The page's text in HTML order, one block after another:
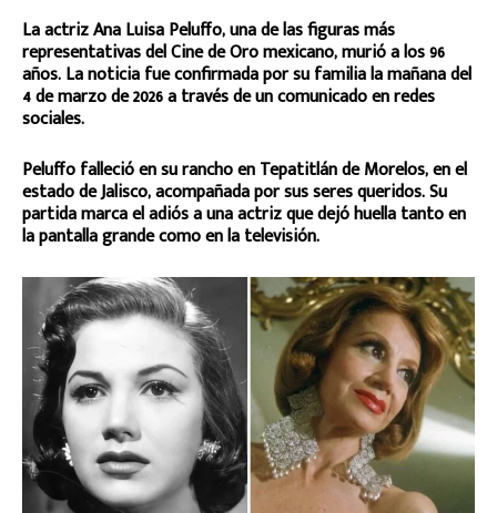
La actriz Ana Luisa Peluffo, una de las figuras más
representativas del Cine de Oro mexicano, murió a los 96
años. La noticia fue confirmada por su familia la mañana del
4 de marzo de 2026 a través de un comunicado en redes
sociales.
Peluffo falleció en su rancho en Tepatitlán de Morelos, en el
estado de Jalisco, acompañada por sus seres queridos. Su
partida marca el adiós a una actriz que dejó huella tanto en
la pantalla grande como en la televisión.